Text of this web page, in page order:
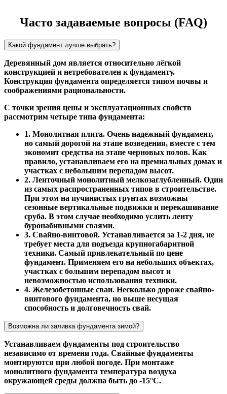
Часто задаваемые вопросы (FAQ)
Какой фундамент лучше выбрать?
Деревянный дом является относительно лёгкой
конструкцией и нетребователен к фундаменту.
Конструкция фундамента определяется типом почвы и
соображениями рациональности.
С точки зрения цены и эксплуатационных свойств
рассмотрим четыре типа фундамента:
1. Монолитная плита. Очень надежный фундамент,
но самый дорогой на этапе возведения, вместе с тем
экономит средства на этапе черновых полов. Как
правило, устанавливаем его на премиальных домах и
участках с небольшим перепадом высот.
2. Ленточный монолитный мелкозаглубленный. Один
из самых распространенных типов в строительстве.
При этом на пучинистых грунтах возможны
сезонные вертикальные подвижки и перекашивание
сруба. В этом случае необходимо услить ленту
буронабивными сваями.
3. Свайно-винтовой. Устанавливается за 1-2 дня, не
требует места для подъезда крупногабаритной
техники. Самый привлекательный по цене
фундамент. Применяем его на небольших объектах,
участках с большим перепадом высот и
невозможностью использования техники.
4. Железобетонные сваи. Несколько дороже свайно-
винтового фундамента, но выше несущая
способность и долговечность свай.
Возможна ли заливка фундамента зимой?
Устанавливаем фундаменты под строительство
независимо от времени года. Свайные фундаменты
монтируются при любой погоде. При монтаже
монолитного фундамента температура воздуха
окружающей среды должна быть до -15°С.